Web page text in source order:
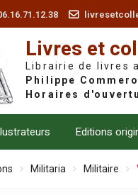
Livres et
Librairie de livres
Editions
Militaria Militaire